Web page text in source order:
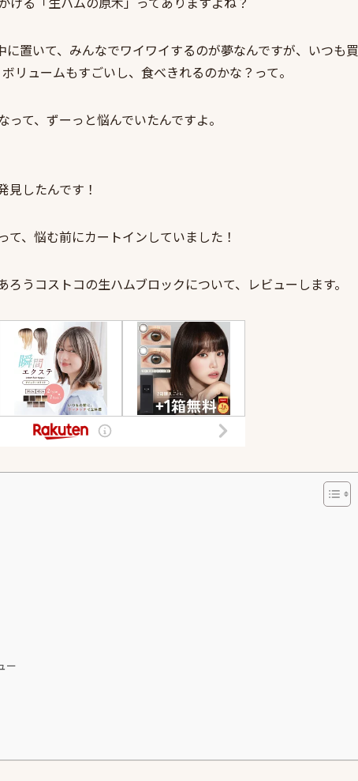
置いて、みんなでワイワイするのが夢なんですが、いつも買
リュームもすごいし、食べきれるのかな？って。
て、ずーっと悩んでいたんですよ。
見したんです！
、悩む前にカートインしていました！
うコストコの生ハムブロックについて、レビューします。
ー